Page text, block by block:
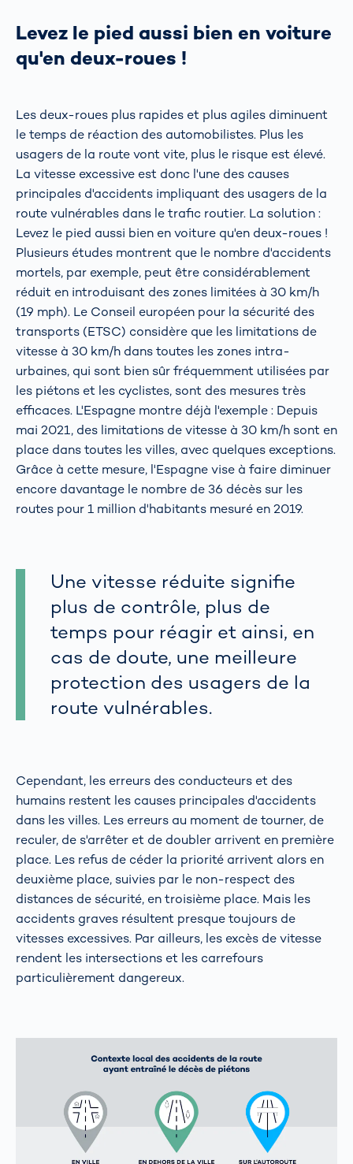
Levez le pied aussi bien en voiture
qu'en deux-roues !
Les deux-roues plus rapides et plus agiles diminuent
le temps de réaction des automobilistes. Plus les
usagers de la route vont vite, plus le risque est élevé.
La vitesse excessive est donc l'une des causes
principales d'accidents impliquant des usagers de la
route vulnérables dans le trafic routier. La solution :
Levez le pied aussi bien en voiture qu'en deux-roues !
Plusieurs études montrent que le nombre d'accidents
mortels, par exemple, peut être considérablement
réduit en introduisant des zones limitées à 30 km/h
(19 mph). Le Conseil européen pour la sécurité des
transports (ETSC) considère que les limitations de
vitesse à 30 km/h dans toutes les zones intra-
urbaines, qui sont bien sûr fréquemment utilisées par
les piétons et les cyclistes, sont des mesures très
efficaces. L'Espagne montre déjà l'exemple : Depuis
mai 2021, des limitations de vitesse à 30 km/h sont en
place dans toutes les villes, avec quelques exceptions.
Grâce à cette mesure, l'Espagne vise à faire diminuer
encore davantage le nombre de 36 décès sur les
routes pour 1 million d'habitants mesuré en 2019.
Une vitesse réduite signifie
plus de contrôle, plus de
temps pour réagir et ainsi, en
cas de doute, une meilleure
protection des usagers de la
route vulnérables.
Cependant, les erreurs des conducteurs et des
humains restent les causes principales d'accidents
dans les villes. Les erreurs au moment de tourner, de
reculer, de s'arrêter et de doubler arrivent en première
place. Les refus de céder la priorité arrivent alors en
deuxième place, suivies par le non-respect des
distances de sécurité, en troisième place. Mais les
accidents graves résultent presque toujours de
vitesses excessives. Par ailleurs, les excès de vitesse
rendent les intersections et les carrefours
particulièrement dangereux.